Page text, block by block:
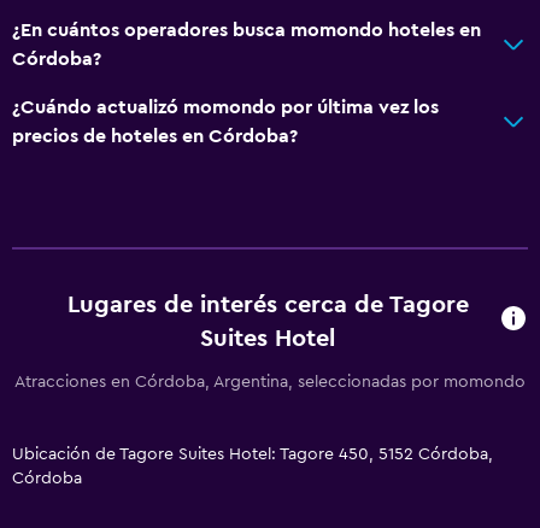
Comedor
Ducha
Camas extralargas (+2 m)
Enchufe cerca de la cama
¿En cuántos operadores busca momondo hoteles en
Córdoba?
¿Cuándo actualizó momondo por última vez los
precios de hoteles en Córdoba?
Lugares de interés cerca de Tagore
Suites Hotel
Atracciones en Córdoba, Argentina, seleccionadas por momondo
Ubicación de Tagore Suites Hotel: Tagore 450, 5152 Córdoba,
Córdoba